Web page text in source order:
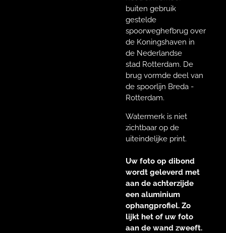
buiten gebruik
gestelde
spoorweghefbrug over
de Koningshaven in
de Nederlandse
stad Rotterdam. De
brug vormde deel van
de spoorlijn Breda -
Rotterdam.
Watermerk is niet
zichtbaar op de
uiteindelijke print.
Uw foto op dibond
wordt geleverd met
aan de achterzijde
een aluminium
ophangprofiel. Zo
lijkt het of uw foto
aan de wand zweeft.